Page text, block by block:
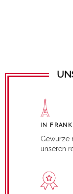
IN
Gewürze
unseren